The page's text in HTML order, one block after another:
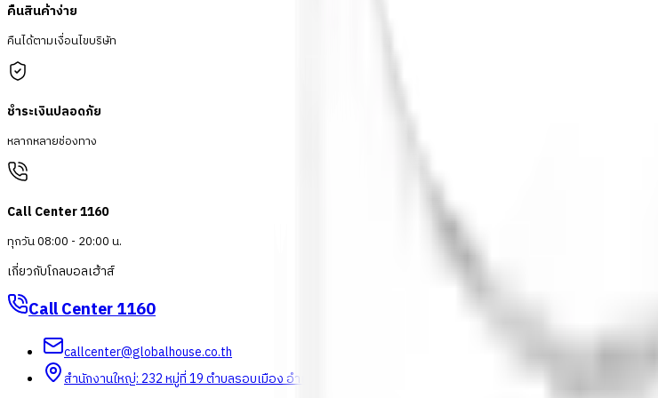
คืนสินค้าง่าย
คืนได้ตามเงื่อนไขบริษัท
ชำระเงินปลอดภัย
หลากหลายช่องทาง
Call Center 1160
ทุกวัน 08:00 - 20:00 น.
เกี่ยวกับโกลบอลเฮ้าส์
Call Center1160
callcenter@globalhouse.co.th
สำนักงานใหญ่: 232 หมู่ที่ 19 ตำบลรอบเมือง อำเภอเมืองร้อยเอ็ด จังหวัดร้อยเอ็ด 45000 (เวลาทำการ 08:30 - 17:30 น.)